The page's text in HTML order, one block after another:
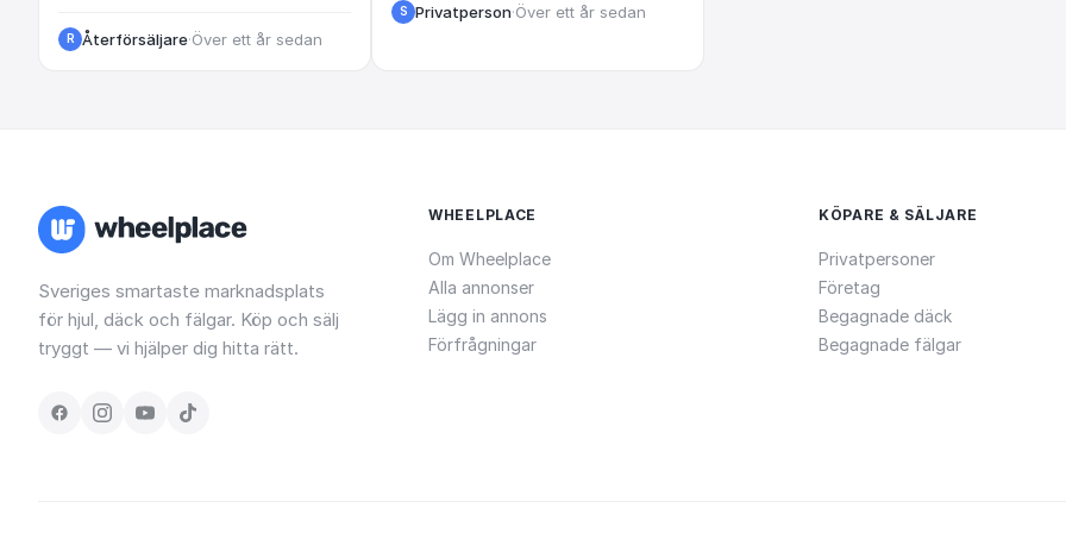
R Återförsäljare·Över ett år sedan
S Privatperson·Över ett år sedan
Sveriges smartaste marknadsplats
för hjul, däck och fälgar. Köp och sälj
tryggt — vi hjälper dig hitta rätt.
WHEELPLACE
Om Wheelplace
Alla annonser
Lägg in annons
Förfrågningar
KÖPARE & SÄLJARE
Privatpersoner
Företag
Begagnade däck
Begagnade fälgar